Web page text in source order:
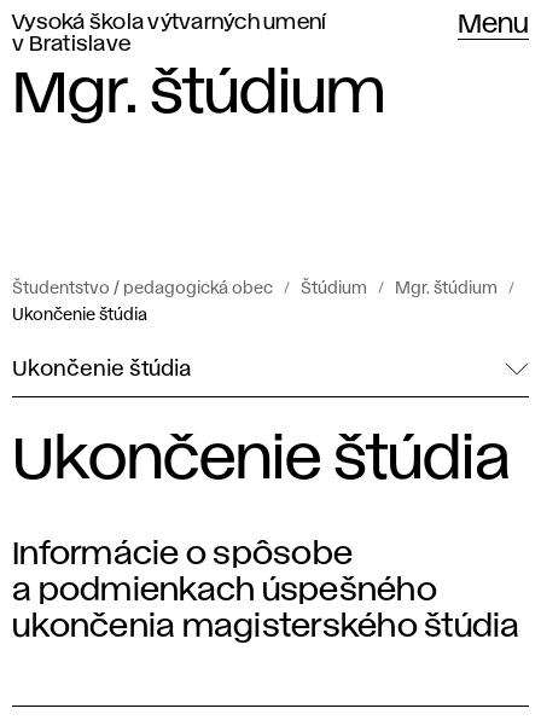
Vysoká škola výtvarných umení
v Bratislave
Menu
Mgr. štúdium
Študentstvo / pedagogická obec Štúdium
Mgr. štúdium
Ukončenie štúdia
Ukončenie štúdia
Ukončenie štúdia
Informácie o spôsobe
a podmienkach úspešného
ukončenia magisterského štúdia